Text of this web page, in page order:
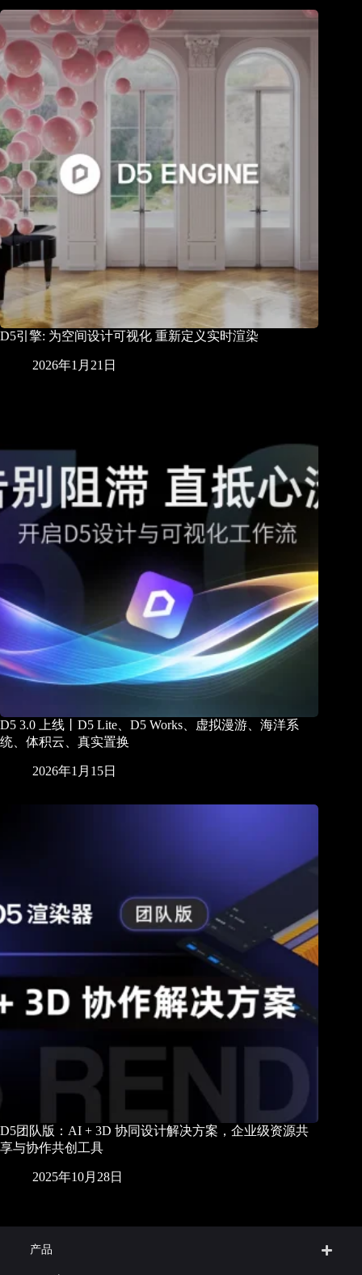
D5引擎: 为空间设计可视化 重新定义实时渲染
2026年1月21日
D5 3.0 上线丨D5 Lite、D5 Works、虚拟漫游、海洋系
统、体积云、真实置换
2026年1月15日
D5团队版：AI + 3D 协同设计解决方案，企业级资源共
享与协作共创工具
2025年10月28日
产品